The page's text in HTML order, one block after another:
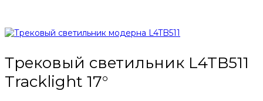
Трековый светильник L4TB511
Tracklight 17°